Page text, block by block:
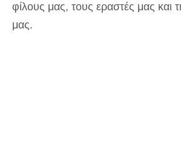
φίλους μας, τους εραστές μας και
μας.